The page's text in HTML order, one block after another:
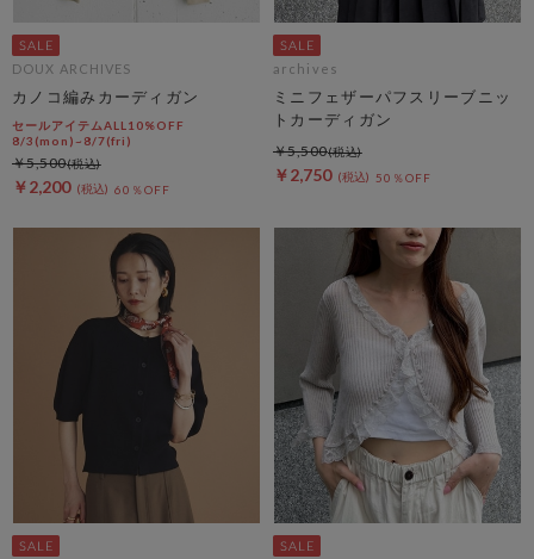
DOUX ARCHIVES
カノコ編みカーディガン
セールアイテムALL10%OFF
8/3(mon)~8/7(fri)
￥2,200 60％OFF
￥5,500
archives
ミニフェザーパフスリーブニッ
トカーディガン
￥2,750 50％OFF
￥5,500